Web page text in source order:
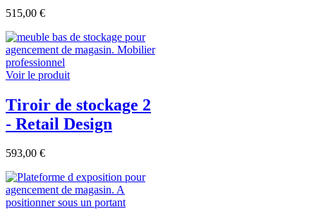
515,00 €
Voir le produit
Tiroir de stockage 2
- Retail Design
593,00 €